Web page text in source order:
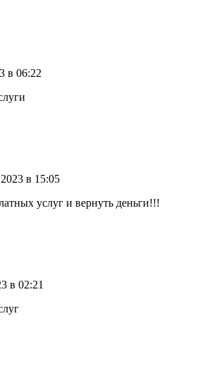
в 06:22
в 15:05
услуг и вернуть деньги!!!
в 02:21